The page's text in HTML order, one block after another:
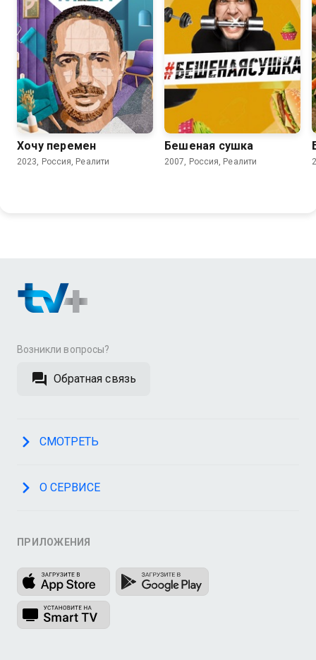
Хочу перемен
2023, Россия, Реалити
Бешеная сушка
2007, Россия, Реалити
Возникли вопросы?
Обратная связь
СМОТРЕТЬ
О СЕРВИСЕ
ПРИЛОЖЕНИЯ